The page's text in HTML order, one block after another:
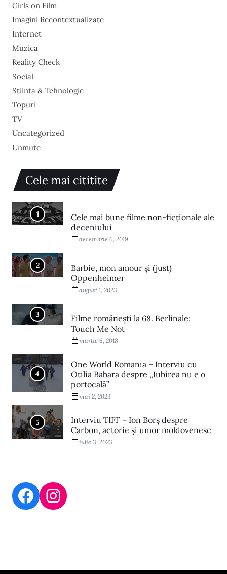
Girls on Film
Imagini Recontextualizate
Internet
Muzica
Reality Check
Social
Stiinta & Tehnologie
Topuri
TV
Uncategorized
Unmute
Cele mai cititite
1
Cele mai bune filme non-ficționale ale
deceniului
decembrie 6, 2019
2
Barbie, mon amour și (just)
Oppenheimer
august 1, 2023
3
Filme româneşti la 68. Berlinale:
Touch Me Not
martie 6, 2018
4
One World Romania – Interviu cu
Otilia Babara despre „Iubirea nu e o
portocală”
mai 2, 2023
5
Interviu TIFF – Ion Borș despre
Carbon, actorie și umor moldovenesc
iulie 3, 2023